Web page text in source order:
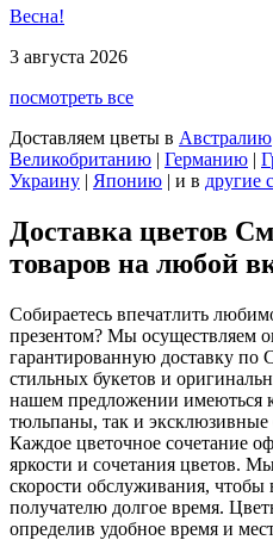
Весна!
3 августа 2026
посмотреть все
Доставляем цветы в Австралию
Великобританию | Германию |
Украину | Японию | и в другие
Доставка цветов
товаров на любой
Собираетесь впечатлить
презентом? Мы осуществляем
гарантированную доставку по
стильных букетов и
нашем предложении имеються
тюльпаны, так и
Каждое цветочное сочетание
яркости и сочетания цветов.
скорости обслуживания,
получателю долгое время.
определив удобное время и